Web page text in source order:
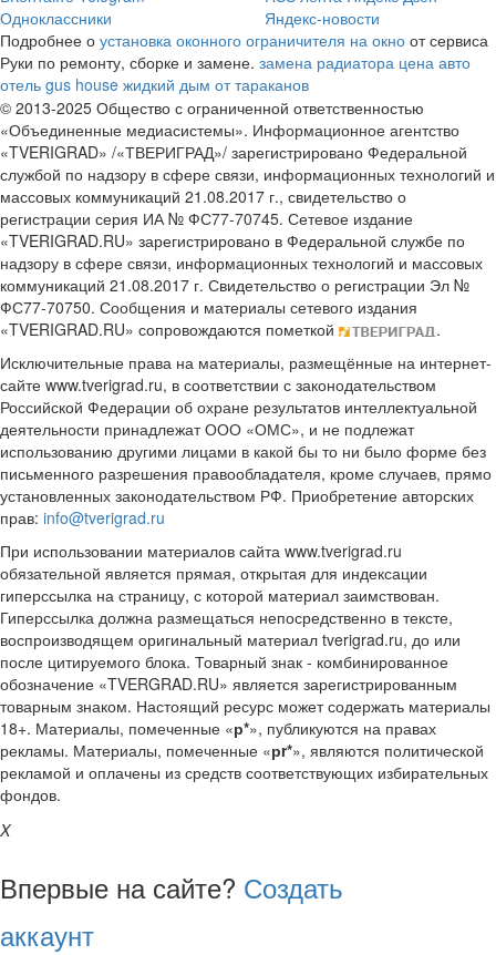
Одноклассники
Яндекс-новости
Подробнее о установка оконного ограничителя на окно от сервиса
Руки по ремонту, сборке и замене. замена радиатора цена авто
отель gus house жидкий дым от тараканов
© 2013-2025 Общество с ограниченной ответственностью
«Объединенные медиасистемы». Информационное агентство
«TVERIGRAD» /«ТВЕРИГРАД»/ зарегистрировано Федеральной
службой по надзору в сфере связи, информационных технологий и
массовых коммуникаций 21.08.2017 г., свидетельство о
регистрации серия ИА № ФС77-70745. Сетевое издание
«TVERIGRAD.RU» зарегистрировано в Федеральной службе по
надзору в сфере связи, информационных технологий и массовых
коммуникаций 21.08.2017 г. Свидетельство о регистрации Эл №
ФС77-70750. Сообщения и материалы сетевого издания
«TVERIGRAD.RU» сопровождаются пометкой
.
Исключительные права на материалы, размещённые на интернет-
сайте www.tverigrad.ru, в соответствии с законодательством
Российской Федерации об охране результатов интеллектуальной
деятельности принадлежат ООО «ОМС», и не подлежат
использованию другими лицами в какой бы то ни было форме без
письменного разрешения правообладателя, кроме случаев, прямо
установленных законодательством РФ. Приобретение авторских
прав: info@tverigrad.ru
При использовании материалов сайта www.tverigrad.ru
обязательной является прямая, открытая для индексации
гиперссылка на страницу, с которой материал заимствован.
Гиперссылка должна размещаться непосредственно в тексте,
воспроизводящем оригинальный материал tverigrad.ru, до или
после цитируемого блока. Товарный знак - комбинированное
обозначение «TVERGRAD.RU» является зарегистрированным
товарным знаком. Настоящий ресурс может содержать материалы
18+. Материалы, помеченные «р*», публикуются на правах
рекламы. Материалы, помеченные «рr*», являются политической
рекламой и оплачены из средств соответствующих избирательных
фондов.
X
Впервые на сайте? Создать
аккаунт